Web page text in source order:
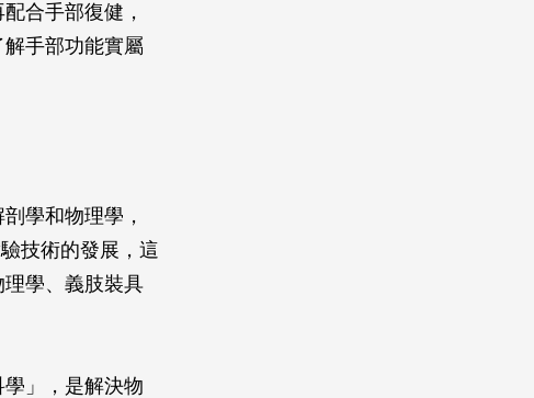
合手部復健，
手部功能實屬
學和物理學，
技術的發展，這
學、義肢裝具
」，是解決物